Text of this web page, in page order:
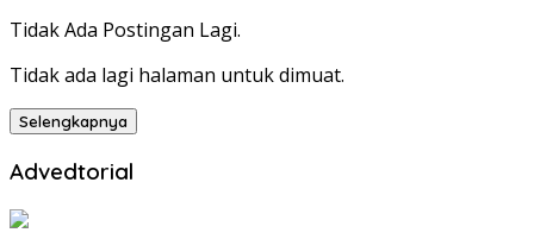
Tidak Ada Postingan Lagi.
Tidak ada lagi halaman untuk dimuat.
Selengkapnya
Advedtorial